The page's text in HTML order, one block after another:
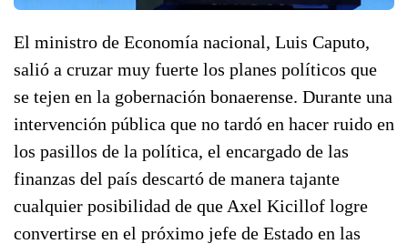
El ministro de Economía nacional, Luis Caputo,
salió a cruzar muy fuerte los planes políticos que
se tejen en la gobernación bonaerense. Durante una
intervención pública que no tardó en hacer ruido en
los pasillos de la política, el encargado de las
finanzas del país descartó de manera tajante
cualquier posibilidad de que Axel Kicillof logre
convertirse en el próximo jefe de Estado en las